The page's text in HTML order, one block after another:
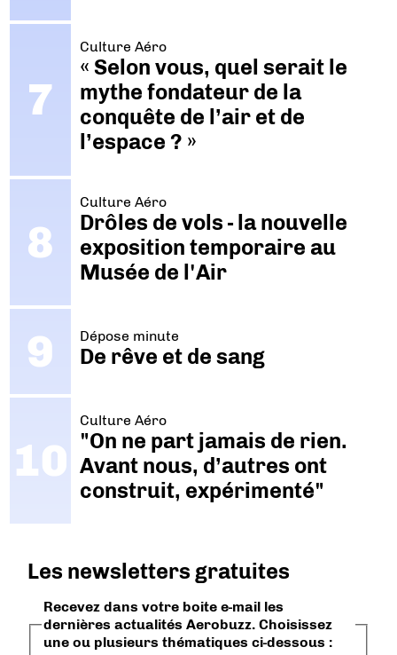
Culture Aéro
« Selon vous, quel serait le
mythe fondateur de la
conquête de l’air et de
l’espace ? »
Culture Aéro
Drôles de vols - la nouvelle
exposition temporaire au
Musée de l'Air
Dépose minute
De rêve et de sang
Culture Aéro
"On ne part jamais de rien.
Avant nous, d’autres ont
construit, expérimenté"
Les newsletters gratuites
Recevez dans votre boite e-mail les
dernières actualités Aerobuzz. Choisissez
une ou plusieurs thématiques ci-dessous :